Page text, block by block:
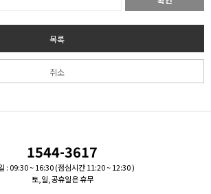
목록
취소
1544-3617
: 09:30 ~ 16:30 (점심시간 11:20 ~ 12:30 )
토,일,공휴일은 휴무